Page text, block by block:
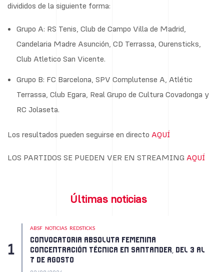
divididos de la siguiente forma:
Grupo A: RS Tenis, Club de Campo Villa de Madrid,
Candelaria Madre Asunción, CD Terrassa, Ourensticks,
Club Atletico San Vicente.
Grupo B: FC Barcelona, SPV Complutense A, Atlétic
Terrassa, Club Egara, Real Grupo de Cultura Covadonga y
RC Jolaseta.
Los resultados pueden seguirse en directo AQUÍ
LOS PARTIDOS SE PUEDEN VER EN STREAMING AQUÍ
Últimas noticias
ABSF NOTICIAS REDSTICKS
CONVOCATORIA ABSOLUTA FEMENINA
CONCENTRACIÓN TÉCNICA EN SANTANDER, DEL 3 AL
7 DE AGOSTO